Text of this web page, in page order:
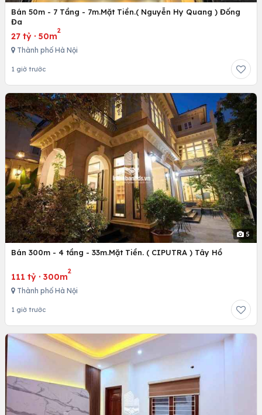
Bán 50m - 7 Tầng - 7m.Mặt Tiền.( Nguyễn Hy Quang ) Đống
Đa
27 tỷ · 50m
2
Thành phố Hà Nội
1 giờ trước
5
Bán 300m - 4 tầng - 33m.Mặt Tiền. ( CIPUTRA ) Tây Hồ
111 tỷ · 300m
2
Thành phố Hà Nội
1 giờ trước